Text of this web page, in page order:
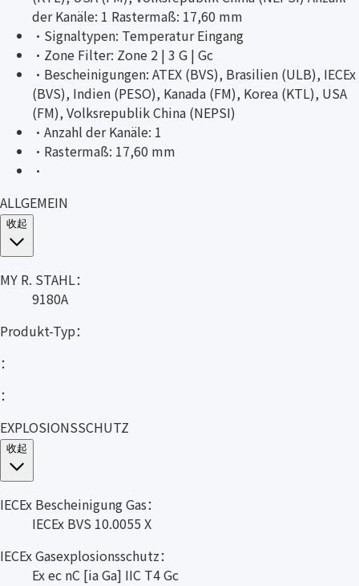
der Kanäle: 1 Rastermaß: 17,60 mm
· Signaltypen: Temperatur Eingang
· Zone Filter: Zone 2 | 3 G | Gc
· Bescheinigungen: ATEX (BVS), Brasilien (ULB), IECEx
(BVS), Indien (PESO), Kanada (FM), Korea (KTL), USA
(FM), Volksrepublik China (NEPSI)
· Anzahl der Kanäle: 1
· Rastermaß: 17,60 mm
·
ALLGEMEIN
收起
MY R. STAHL：
9180A
Produkt-Typ：
：
：
EXPLOSIONSSCHUTZ
收起
IECEx Bescheinigung Gas：
IECEx BVS 10.0055 X
IECEx Gasexplosionsschutz：
Ex ec nC [ia Ga] IIC T4 Gc